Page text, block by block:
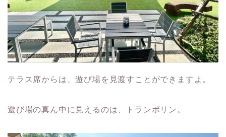
テラス席からは、遊び場を見渡すことができますよ。
遊び場の真ん中に見えるのは、トランポリン。